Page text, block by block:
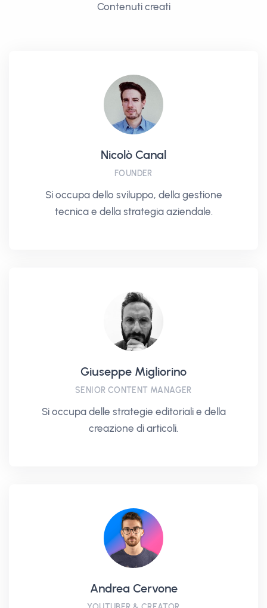
Contenuti creati
Nicolò Canal
FOUNDER
Si occupa dello sviluppo, della gestione
tecnica e della strategia aziendale.
Giuseppe Migliorino
SENIOR CONTENT MANAGER
Si occupa delle strategie editoriali e della
creazione di articoli.
Andrea Cervone